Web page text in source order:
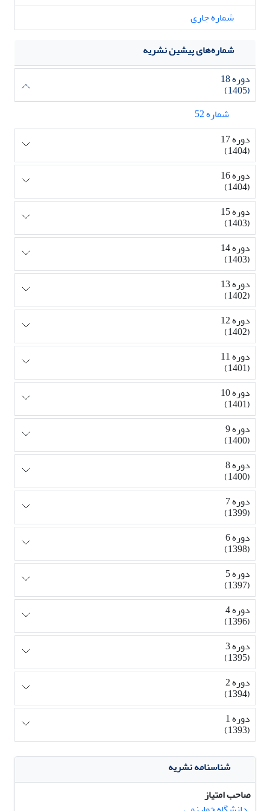
شماره جاری
شماره‌های پیشین نشریه
دوره 18
(1405)
شماره 52
دوره 17
(1404)
دوره 16
(1404)
دوره 15
(1403)
دوره 14
(1403)
دوره 13
(1402)
دوره 12
(1402)
دوره 11
(1401)
دوره 10
(1401)
دوره 9
(1400)
دوره 8
(1400)
دوره 7
(1399)
دوره 6
(1398)
دوره 5
(1397)
دوره 4
(1396)
دوره 3
(1395)
دوره 2
(1394)
دوره 1
(1393)
شناسنامه نشریه
صاحب امتیاز